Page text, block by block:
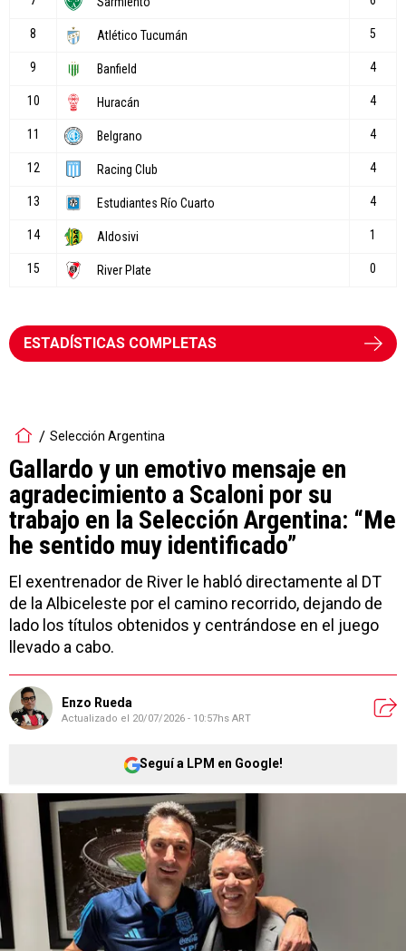
ESTADÍSTICAS COMPLETAS
Selección Argentina
Gallardo y un emotivo mensaje en
agradecimiento a Scaloni por su
trabajo en la Selección Argentina: “Me
he sentido muy identificado”
El exentrenador de River le habló directamente al DT
de la Albiceleste por el camino recorrido, dejando de
lado los títulos obtenidos y centrándose en el juego
llevado a cabo.
Enzo Rueda
Actualizado el 20/07/2026 - 10:57hs ART
Seguí a LPM en Google!